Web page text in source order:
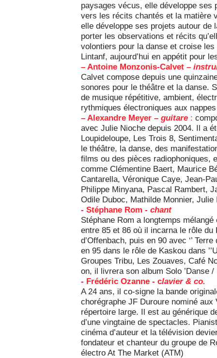
paysages vécus, elle développe
vers les récits chantés et la matière
elle développe ses projets autour de
porter les observations et récits
volontiers pour la danse et croise
Lintanf, aujourd’hui en appétit pour
– Antoine Monzonis-Calvet –
Calvet compose depuis une
sonores pour le théâtre et la danse.
de musique répétitive, ambient,
rythmiques électroniques aux
– Alexandre Meyer – guitare :
avec Julie Nioche depuis 2004. Il a
Loupideloupe, Les Trois 8,
le théâtre, la danse, des
films ou des pièces radiophoniques,
comme Clémentine Baert, Maurice
Cantarella, Véronique Caye, Jean-
Philippe Minyana, Pascal Rambert,
Odile Duboc, Mathilde Monnier,
- Stéphane Rom - chant
Stéphane Rom a longtemps
entre 85 et 86 où il incarna le rôle
d’Offenbach, puis en 90 avec ‘’
en 95 dans le rôle de Kaskou dans
Groupes Tribu, Les Zouaves, Café
on, il livrera son album Solo ’Danse /
- Frédéric Ozanne - clavier & co.
A 24 ans, il co-signe la bande
chorégraphe JF Duroure nominé
répertoire large. Il est au générique
d’une vingtaine de spectacles.
cinéma d’auteur et la télévision
fondateur et chanteur du groupe de
électro At The Market (ATM)